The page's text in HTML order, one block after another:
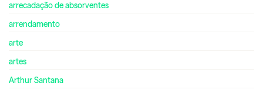
arrecadação de absorventes
arrendamento
arte
artes
Arthur Santana